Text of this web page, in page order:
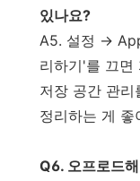
있나요?
A5. 설정 →
리하기'를 끄면
저장 공간 관
정리하는 게 좋
Q6. 오프로드